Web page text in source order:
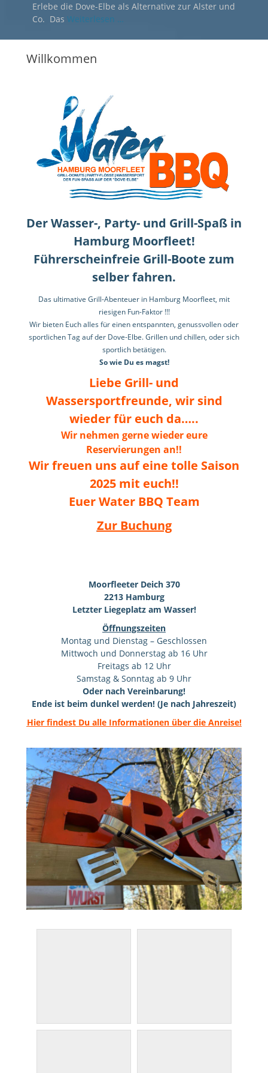
Erlebe die Dove-Elbe als Alternative zur Alster und
Co. Das Weiterlesen …
Willkommen
Der Wasser-, Party- und Grill-Spaß in
Hamburg Moorfleet!
Führerscheinfreie Grill-Boote zum
selber fahren.
Das ultimative Grill-Abenteuer in Hamburg Moorfleet, mit
riesigen Fun-Faktor !!!
Wir bieten Euch alles für einen entspannten, genussvollen oder
sportlichen Tag auf der Dove-Elbe. Grillen und chillen, oder sich
sportlich betätigen.
So wie Du es magst!
Liebe Grill- und
Wassersportfreunde, wir sind
wieder für euch da…..
Wir nehmen gerne wieder eure
Reservierungen an!!
Wir freuen uns auf eine tolle Saison
2025 mit euch!!
Euer Water BBQ Team
Zur Buchung
Moorfleeter Deich 370
2213 Hamburg
Letzter Liegeplatz am Wasser!
Öffnungszeiten
Montag und Dienstag – Geschlossen
Mittwoch und Donnerstag ab 16 Uhr
Freitags ab 12 Uhr
Samstag & Sonntag ab 9 Uhr
Oder nach Vereinbarung!
Ende ist beim dunkel werden! (Je nach Jahreszeit)
Hier findest Du alle Informationen über die Anreise!